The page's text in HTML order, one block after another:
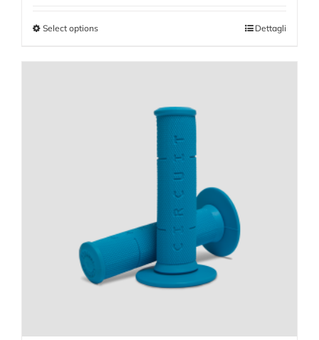
Select options Dettagli